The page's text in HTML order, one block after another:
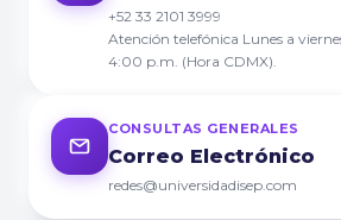
+52 33 2101 3999
Atención telefónica Lunes a
4:00 p.m. (Hora CDMX).
CONSULTAS GENERALES
Correo Electrónico
redes@universidadisep.com